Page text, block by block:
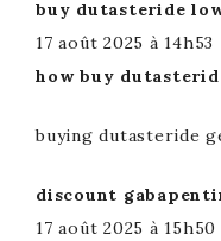
buy dutasteride
17 août 2025 à 14h53
how buy
buying dutasteride
discount
17 août 2025 à 15h50